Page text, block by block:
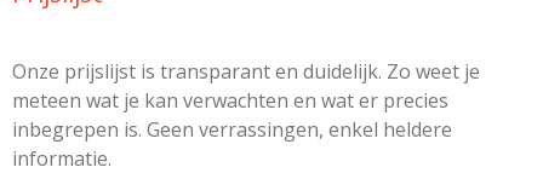
Onze prijslijst is transparant en duidelijk. Zo weet je
meteen wat je kan verwachten en wat er precies
inbegrepen is. Geen verrassingen, enkel heldere
informatie.